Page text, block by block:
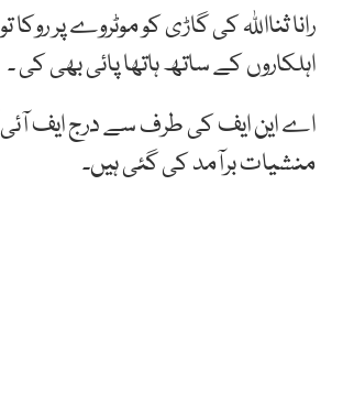
رانا ثنااللہ کی گاڑی کو موٹروے پر
اہلکاروں کے ساتھ ہاتھا پائی بھی کی ۔
منشیات برآمد کی گئی ہیں۔